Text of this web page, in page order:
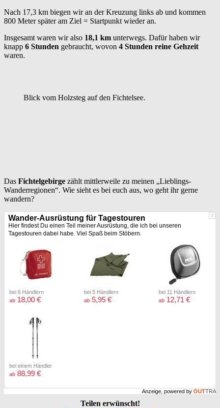
Nach 17,3 km biegen wir an der Kreuzung links ab und kommen
800 Meter später am Ziel = Startpunkt wieder an.
Insgesamt waren wir also 18,1 km unterwegs. Dafür haben wir
knapp 6 Stunden gebraucht, wovon 4 Stunden reine Gehzeit
waren.
Blick vom Holzsteg auf den Fichtelsee.
Das Fichtelgebirge zählt mittlerweile zu meinen „Lieblings-
Wanderregionen“. Wie sieht es bei euch aus, wo geht ihr gerne
wandern?
i
Wander-Ausrüstung für Tagestouren
Hier findest Du einen Teil meiner Ausrüstung, die ich bei unseren
Tagestouren dabei habe. Viel Spaß beim Stöbern.
bei 6 Händlern
ab 18,00 €
bei 5 Händlern
ab 5,95 €
bei 11 Händlern
ab 12,71 €
bei einem Händler
ab 88,99 €
Anzeige, powered by OUTTRA
Teilen erwünscht!